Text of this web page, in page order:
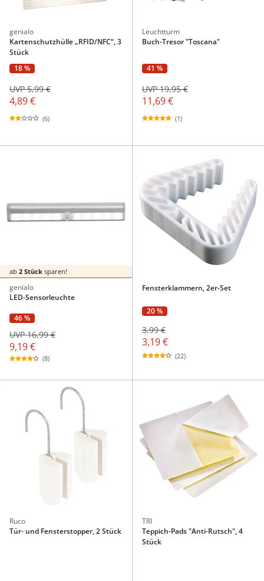
genialo
Kartenschutzhülle „RFID/NFC“, 3
Stück
18 %
4,89 €
UVP 5,99 €
(6)
Leuchtturm
Buch-Tresor "Toscana"
41 %
11,69 €
UVP 19,95 €
(1)
ab 2 Stück sparen!
genialo
LED-Sensorleuchte
46 %
9,19 €
UVP 16,99 €
(8)
Fensterklammern, 2er-Set
20 %
3,99 €
3,19 €
(22)
Ruco
Tür- und Fensterstopper, 2 Stück
TRI
Teppich-Pads "Anti-Rutsch", 4
Stück